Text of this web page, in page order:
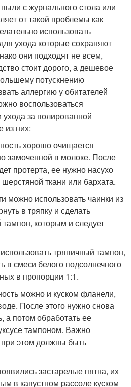
с журнального стола или
от такой проблемы как
использовать
ухода которые сохраняют
они подходят не всем,
стоит дорого, а дешевое
потускнению
аллергию у обитателей
воспользоваться
за полированной
из них:
хорошо очищается
замоченной в молоке. После
протерта, ее нужно насухо
ткани или бархата.
можно использовать чаинки из
в тряпку и сделать
которым и следует
тряпичный тампон,
в смеси белого подсолнечного
в пропорции 1:1.
можно и куском фланели,
После этого нужно снова
а потом обработать ее
тампоном. Важно
этом должны быть
застарелые пятна, их
в капустном рассоле куском